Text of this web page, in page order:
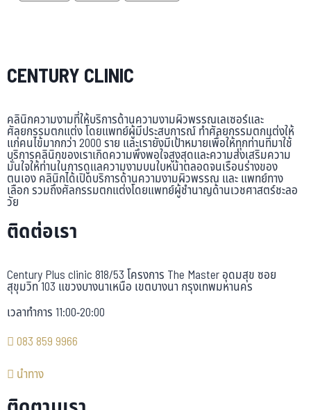
CENTURY CLINIC
คลินิกความงามที่ให้บริการด้านความงามผิวพรรณเลเซอร์และ
ศัลยกรรมตกแต่ง โดยแพทย์ผู้มีประสบการณ์ ทำศัลยกรรมตกแต่งให้
แก่คนไข้มากกว่า 2000 ราย และเรายังมีเป้าหมายเพื่อให้ทุกท่านที่มาใช้
บริการคลินิกของเราเกิดความพึงพอใจสูงสุดและความส่งเสริมความ
มั่นใจให้ท่านในการดูแลความงามบนใบหน้าตลอดจนเรือนร่างของ
ตนเอง คลินิกได้เปิดบริการด้านความงามผิวพรรณ และ แพทย์ทาง
เลือก รวมถึงศัลกรรมตกแต่งโดยแพทย์ผู้ชำนาญด้านเวชศาสตร์ชะลอ
วัย
ติดต่อเรา
Century Plus clinic 818/53 โครงการ The Master อุดมสุข ซอย
สุขุมวิท 103 แขวงบางนาเหนือ เขตบางนา กรุงเทพมหานคร
เวลาทำการ 11:00-20:00
083 859 9966
นำทาง